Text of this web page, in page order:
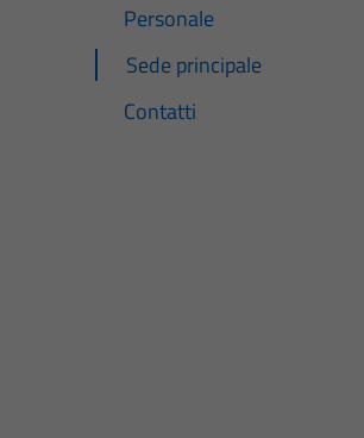
Personale
Sede principale
Contatti